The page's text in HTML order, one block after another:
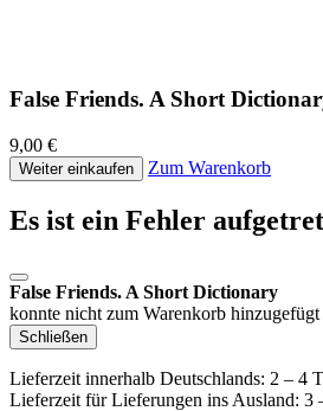
False Friends. A Short
9,00 €
Weiter einkaufen Zum Warenkorb
Es ist ein Fehler
False Friends. A Short Dictionary
konnte nicht zum Warenkorb hinzugefügt
Schließen
Lieferzeit innerhalb Deutschlands: 2 – 4
Lieferzeit für Lieferungen ins Ausland: 3